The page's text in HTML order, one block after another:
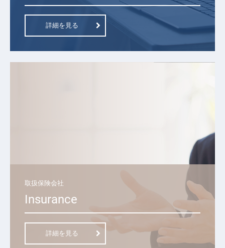
詳細を見る
取扱保険会社
Insurance
詳細を見る